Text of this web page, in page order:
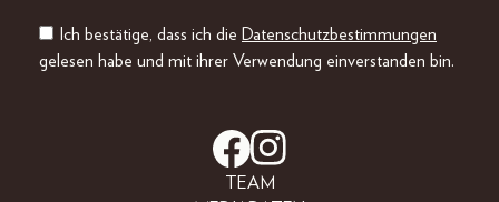
Ich bestätige, dass ich die Datenschutzbestimmungen
gelesen habe und mit ihrer Verwendung einverstanden bin.
TEAM